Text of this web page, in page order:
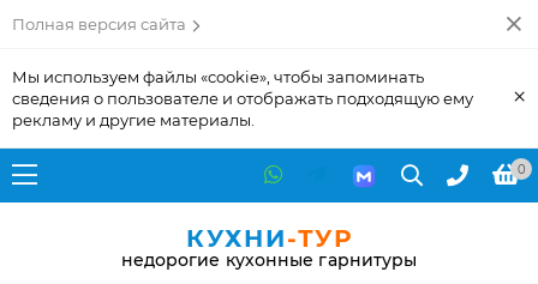
Полная версия сайта
Мы используем файлы «cookie», чтобы запоминать
сведения о пользователе и отображать подходящую ему
рекламу и другие материалы.
×
0
КУХНИ-ТУР
недорогие кухонные гарнитуры